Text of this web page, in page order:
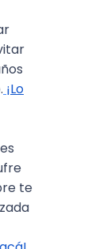
¡Lo
te